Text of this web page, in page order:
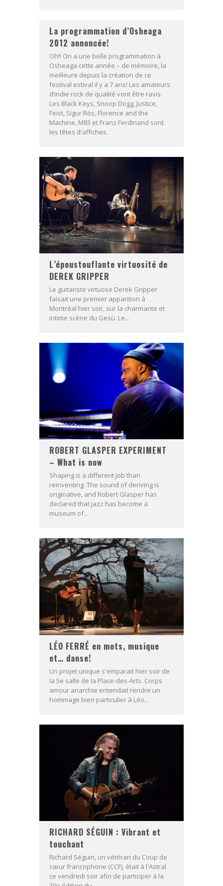
La programmation d’Osheaga
2012 annoncée!
Oh!! On a une belle programmation à
Osheaga cette année – de mémoire, la
meilleure depuis la création de ce
festival estival il y a 7 ans! Les amateurs
d’indie rock de qualité vont être ravis.
Les Black Keys, Snoop Dogg, Justice,
Feist, Sigur Rós, Florence and the
Machine, M83 et Franz Ferdinand sont
les têtes d'affiches.
L’époustouflante virtuosité de
DEREK GRIPPER
Le guitariste virtuose Derek Gripper
faisait une premier apparition à
Montréal hier soir, sur la charmante et
intime scène du Gesù. Le...
ROBERT GLASPER EXPERIMENT
– What is now
Shaping is a different job than
reinventing. The sound of deriving is
originative, and Robert Glasper has
declared that jazz has become a
museum of...
LÉO FERRÉ en mots, musique
et… danse!
Un projet unique s'emparait hier soir de
la 5e salle de la Place-des-Arts. Corps
amour anarchie entendait rendre un
hommage bien particulier à Léo...
RICHARD SÉGUIN : Vibrant et
touchant
Richard Séguin, un vétéran du Coup de
cœur francophone (CCF), était à l'Astral
ce vendredi soir afin de participer à la